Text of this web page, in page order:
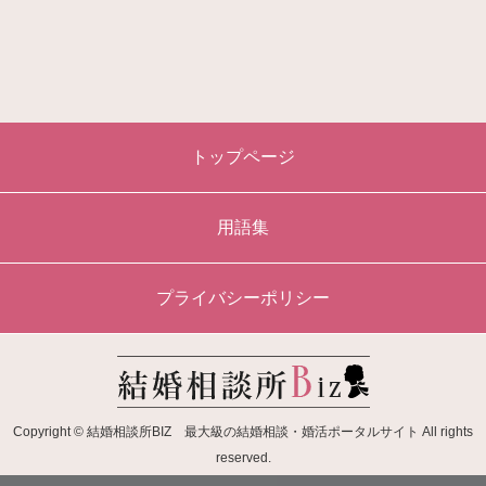
トップページ
用語集
プライバシーポリシー
Copyright © 結婚相談所BIZ 最大級の結婚相談・婚活ポータルサイト All rights
reserved.